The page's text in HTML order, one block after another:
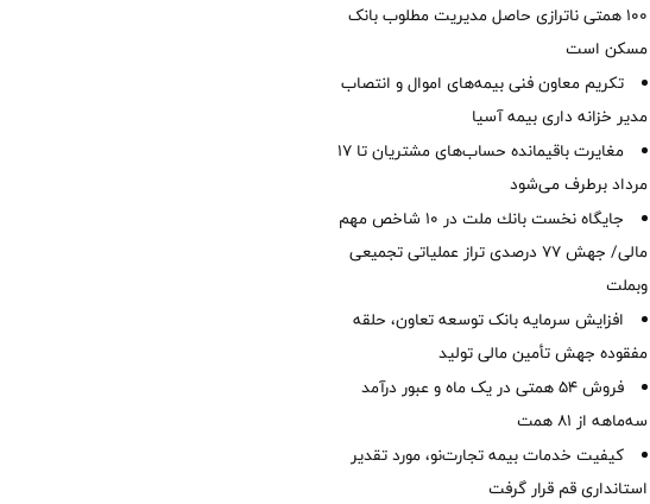
۱۰۰ همتی ناترازی حاصل مدیریت مطلوب بانک
مسکن است
تکریم معاون فنی بیمه‌های اموال و انتصاب
مدیر خزانه داری بیمه آسیا
مغایرت‌ باقیمانده حساب‌های مشتریان تا ۱۷
مرداد برطرف می‌شود
جایگاه نخست بانك ملت در 10 شاخص مهم
مالی/ جهش 77 درصدی تراز عملیاتی تجمیعی
وبملت
افزایش سرمایه بانک توسعه تعاون، حلقه
مفقوده جهش تأمین مالی تولید
فروش 54 همتی در یک ماه و عبور درآمد
سه‌ماهه از 81 همت
کیفیت خدمات بیمه تجارت‌نو، مورد تقدیر
استانداری قم قرار گرفت